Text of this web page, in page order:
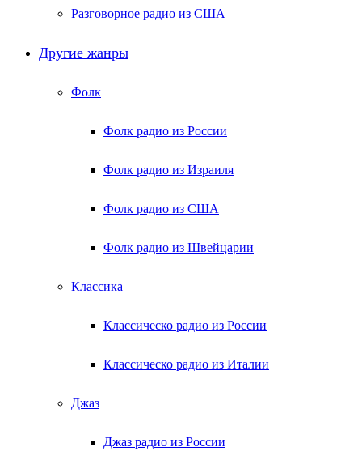
Разговорное радио из США
Другие жанры
Фолк
Фолк радио из России
Фолк радио из Израиля
Фолк радио из США
Фолк радио из Швейцарии
Классика
Классическо радио из России
Классическо радио из Италии
Джаз
Джаз радио из России